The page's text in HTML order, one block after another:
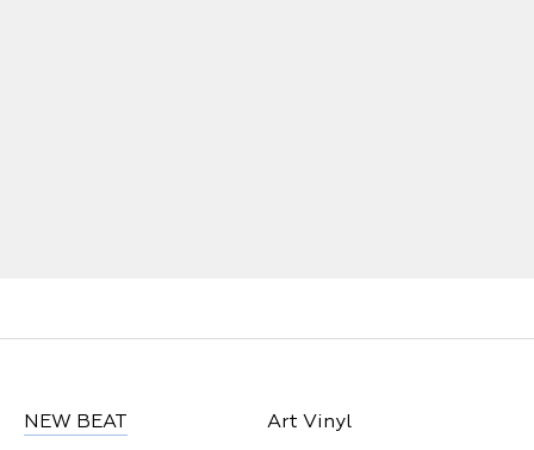
NEW BEAT
Art Vinyl